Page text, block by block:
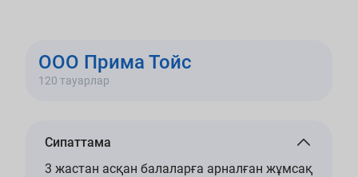
ООО Прима Тойс
120 тауарлар
Сипаттама
3 жастан асқан балаларға арналған жұмсақ